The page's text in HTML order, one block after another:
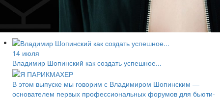
14 июля
Владимир Шопинский как создать успешное...
В этом выпуске мы говорим с Владимиром Шопинским —
основателем первых профессиональных форумов для бьюти-